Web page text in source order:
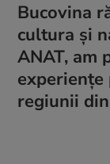
Bucovina
cultura și
ANAT, am
experiențe
regiunii